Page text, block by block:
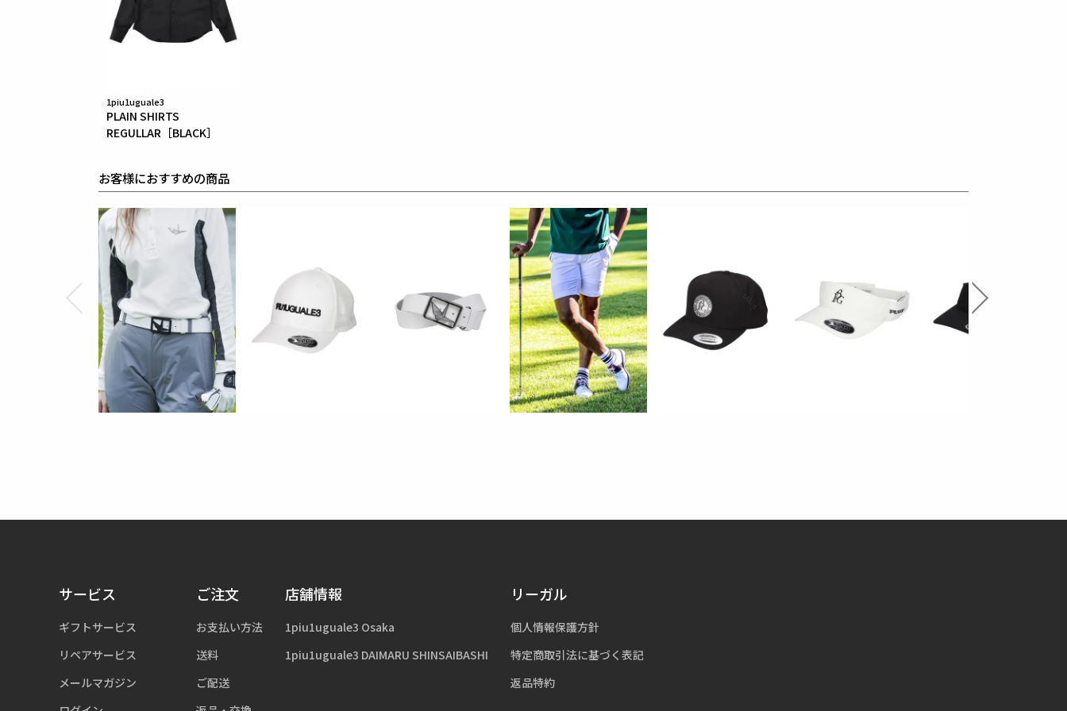
1piu1uguale3
PLAIN SHIRTS
REGULLAR［BLACK］
サービス
ギフトサービス
リペアサービス
メールマガジン
ご注文
お支払い方法
送料
ご配送
店舗情報
1piu1uguale3 Osaka
1piu1uguale3 DAIMARU SHINSAIBASHI
リーガル
個人情報保護方針
特定商取引法に基づく表記
返品特約